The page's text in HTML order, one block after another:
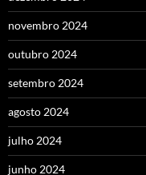
novembro 2024
outubro 2024
setembro 2024
agosto 2024
julho 2024
junho 2024